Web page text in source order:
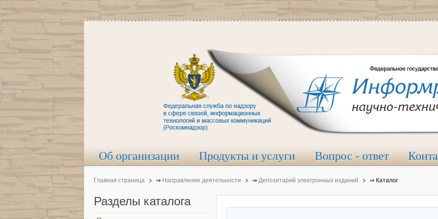
Об организации Продукты и услуги Вопрос - ответ
Главная страница ⇒ Направление деятельности ⇒ Депозитарий электронных изданий ⇒ Каталог
Разделы каталога